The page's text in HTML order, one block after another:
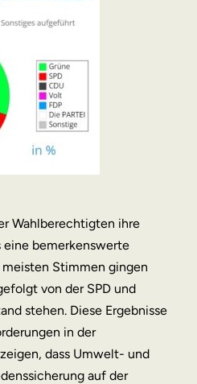
Wahlberechtigten ihre
eine bemerkenswerte
Stimmen gingen
von der SPD und
stehen. Diese Ergebnisse
in der
dass Umwelt- und
auf der